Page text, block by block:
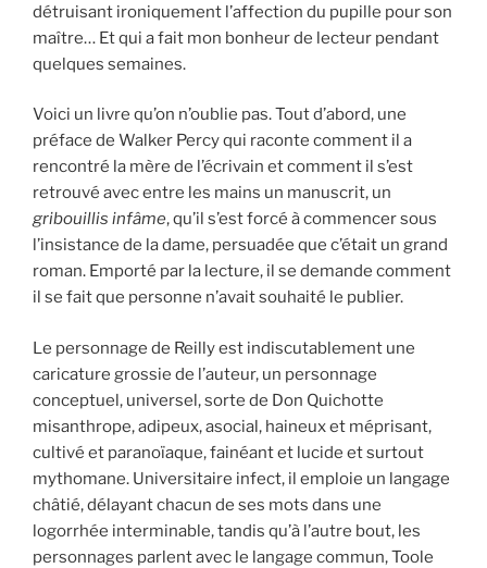
détruisant ironiquement l’affection du pupille pour son
maître… Et qui a fait mon bonheur de lecteur pendant
quelques semaines.
Voici un livre qu’on n’oublie pas. Tout d’abord, une
préface de Walker Percy qui raconte comment il a
rencontré la mère de l’écrivain et comment il s’est
retrouvé avec entre les mains un manuscrit, un
gribouillis infâme, qu’il s’est forcé à commencer sous
l’insistance de la dame, persuadée que c’était un grand
roman. Emporté par la lecture, il se demande comment
il se fait que personne n’avait souhaité le publier.
Le personnage de Reilly est indiscutablement une
caricature grossie de l’auteur, un personnage
conceptuel, universel, sorte de Don Quichotte
misanthrope, adipeux, asocial, haineux et méprisant,
cultivé et paranoïaque, fainéant et lucide et surtout
mythomane. Universitaire infect, il emploie un langage
châtié, délayant chacun de ses mots dans une
logorrhée interminable, tandis qu’à l’autre bout, les
personnages parlent avec le langage commun, Toole